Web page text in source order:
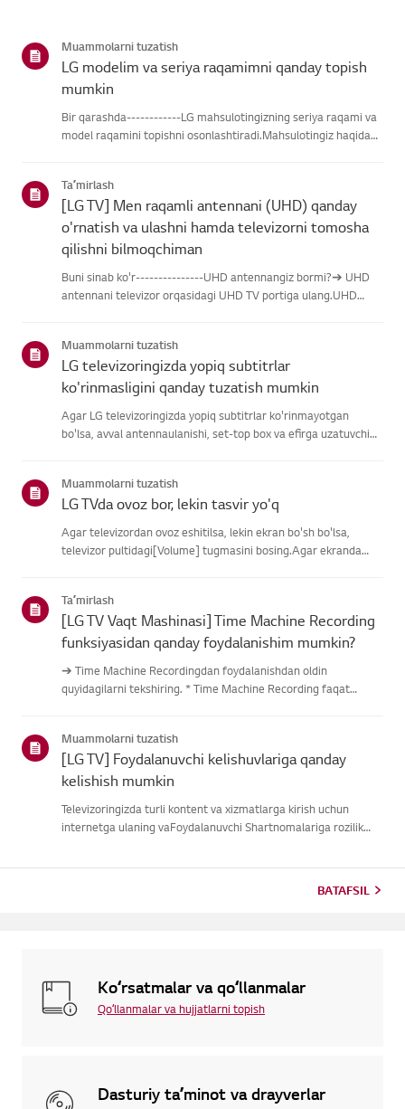
Muammolarni tuzatish
LG modelim va seriya raqamimni qanday topish
mumkin
Bir qarashda------------LG mahsulotingizning seriya raqami va
model raqamini topishni osonlashtiradi.Mahsulotingiz haqidagi
Taʼmirlash
[LG TV] Men raqamli antennani (UHD) qanday
o'rnatish va ulashni hamda televizorni tomosha
qilishni bilmoqchiman
Buni sinab ko'r---------------UHD antennangiz bormi?➔ UHD
antennani televizor orqasidagi UHD TV portiga ulang.UHD
joyga o'rn...
Muammolarni tuzatish
LG televizoringizda yopiq subtitrlar
ko'rinmasligini qanday tuzatish mumkin
Agar LG televizoringizda yopiq subtitrlar ko'rinmayotgan
bo'lsa, avval antennaulanishi, set-top box va efirga uzatuvchi
Muammolarni tuzatish
LG TVda ovoz bor, lekin tasvir yo'q
Agar televizordan ovoz eshitilsa, lekin ekran bo'sh bo'lsa,
televizor pultidagi[Volume] tugmasini bosing.Agar ekranda
mumkin.Muammo tashqi quril...
Taʼmirlash
[LG TV Vaqt Mashinasi] Time Machine Recording
funksiyasidan qanday foydalanishim mumkin?
➔ Time Machine Recordingdan foydalanishdan oldin
quyidagilarni tekshiring. * Time Machine Recording faqat
qurilmalariga ulangan ...
Muammolarni tuzatish
[LG TV] Foydalanuvchi kelishuvlariga qanday
kelishish mumkin
Televizoringizda turli kontent va xizmatlarga kirish uchun
internetga ulaning vaFoydalanuvchi Shartnomalariga rozilik
BATAFSIL
Koʻrsatmalar va qoʻllanmalar
Qoʻllanmalar va hujjatlarni topish
Dasturiy taʼminot va drayverlar